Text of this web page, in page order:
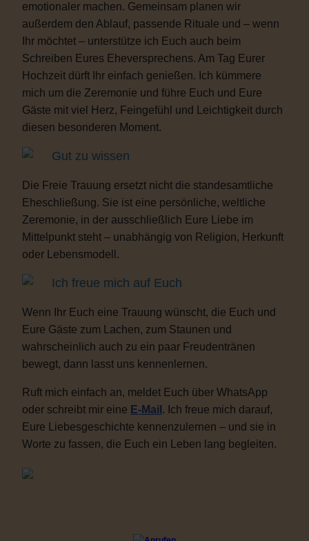
emotionaler machen. Gemeinsam planen wir
außerdem den Ablauf, passende Rituale und – wenn
Ihr möchtet – unterstütze ich Euch auch beim
Schreiben Eures Eheversprechens. Am Tag Eurer
Hochzeit dürft Ihr einfach genießen. Ich kümmere
mich um die Zeremonie und führe Euch und Eure
Gäste mit viel Herz, Feingefühl und Leichtigkeit durch
diesen besonderen Moment.
Gut zu wissen
Die Freie Trauung ersetzt nicht die standesamtliche
Eheschließung. Sie ist eine persönliche, weltliche
Zeremonie, in der ausschließlich Eure Liebe im
Mittelpunkt steht – unabhängig von Religion, Herkunft
oder Lebensmodell.
Ich freue mich auf Euch
Wenn Ihr Euch eine Trauung wünscht, die Euch und
Eure Gäste zum Lachen, zum Staunen und
wahrscheinlich auch zu ein paar Freudentränen
bewegt, dann lasst uns kennenlernen.
Ruft mich einfach an, meldet Euch über WhatsApp
oder schreibt mir eine E-Mail . Ich freue mich darauf,
Eure Liebesgeschichte kennenzulernen – und sie in
Worte zu fassen, die Euch ein Leben lang begleiten.